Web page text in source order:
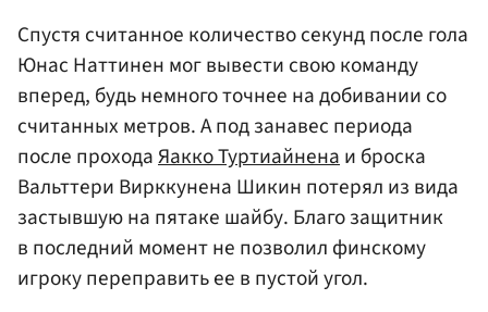
Спустя считанное количество секунд после гола
Юнас Наттинен мог вывести свою команду
вперед, будь немного точнее на добивании со
считанных метров. А под занавес периода
после проходаЯакко Туртиайненаи броска
Вальттери Вирккунена Шикин потерял из вида
застывшую на пятаке шайбу. Благо защитник
в последний момент не позволил финскому
игроку переправить ее в пустой угол.